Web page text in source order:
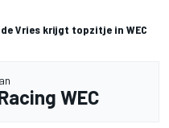
Vries krijgt topzitje in WEC
WEC